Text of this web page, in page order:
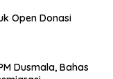
Open Donasi
Dusmala, Bahas